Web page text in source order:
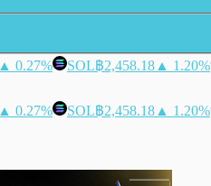
▲ 0.27% SOL฿2,458.18 ▲ 1.20%
▲ 0.27% SOL฿2,458.18 ▲ 1.20%